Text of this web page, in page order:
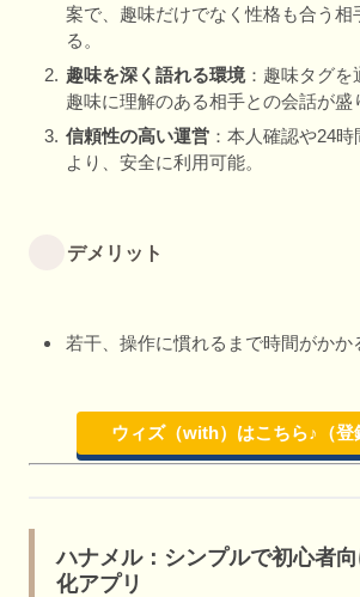
案で、趣味だけでなく性格も合う相
る。
趣味を深く語れる環境：趣味タグを
趣味に理解のある相手との会話が盛
信頼性の高い運営 ：本人確認や24
より、安全に利用可能。
デメリット
若干、操作に慣れるまで時間がかか
ウィズ（with）はこちら♪（登
ハナメル：シンプルで初心者
化アプリ